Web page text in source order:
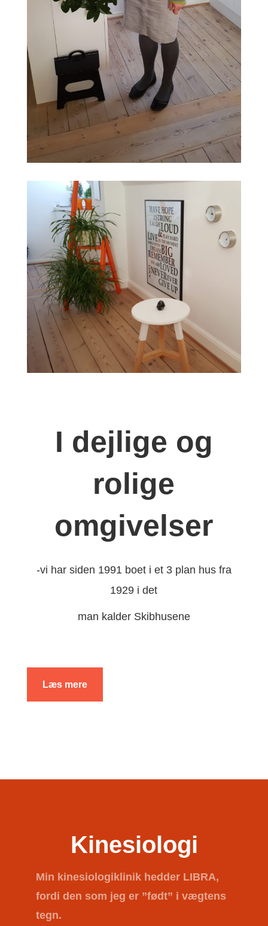
I dejlige og
rolige
omgivelser
-vi har siden 1991 boet i et 3 plan hus fra
1929 i det
man kalder Skibhusene
Læs mere
Kinesiologi
Min kinesiologiklinik hedder LIBRA,
fordi den som jeg er ”født” i vægtens
tegn.